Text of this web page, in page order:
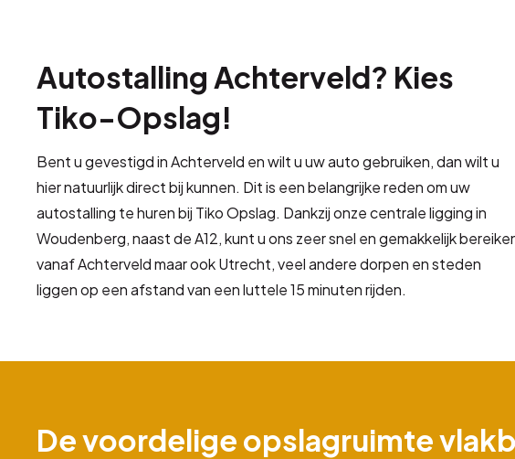
Autostalling Achterveld? Kies
Tiko-Opslag!
Bent u gevestigd in Achterveld en wilt u uw auto gebruiken, dan wilt u
hier natuurlijk direct bij kunnen. Dit is een belangrijke reden om uw
autostalling te huren bij Tiko Opslag. Dankzij onze centrale ligging in
Woudenberg, naast de A12, kunt u ons zeer snel en gemakkelijk
vanaf Achterveld maar ook Utrecht, veel andere dorpen en steden
liggen op een afstand van een luttele 15 minuten rijden.
De voordelige opslagruimte